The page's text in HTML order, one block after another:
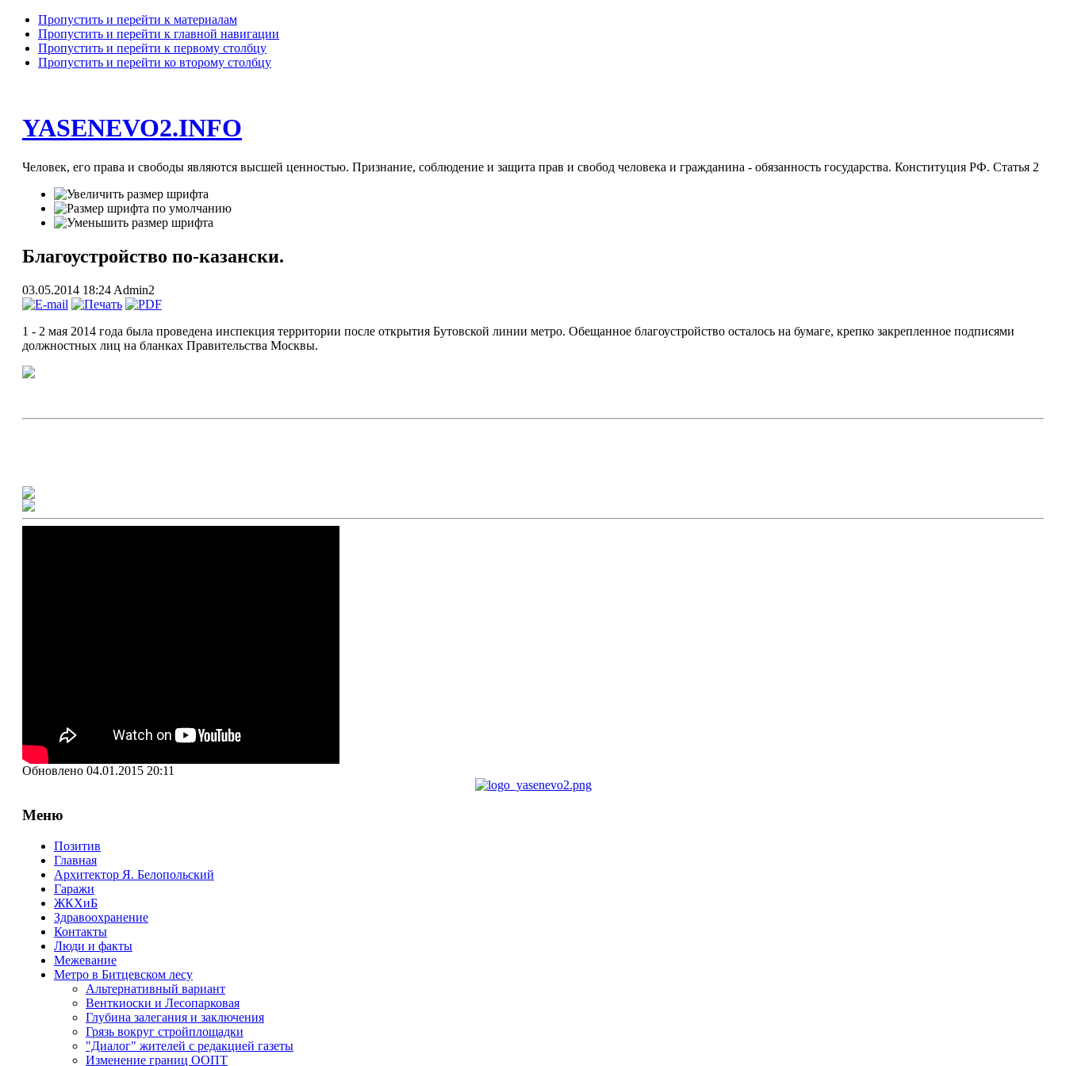
Пропустить и перейти к материалам
Пропустить и перейти к главной навигации
Пропустить и перейти к первому столбцу
Пропустить и перейти ко второму столбцу
YASENEVO2.INFO
Человек, его права и свободы являются высшей ценностью. Признание, соблюдение и защита прав и свобод человека и гражданина - обязанность государства. Конституция РФ. Статья 2
Благоустройство по-казански.
03.05.2014 18:24 Admin2
1 - 2 мая 2014 года была проведена инспекция территории после открытия Бутовской линии метро. Обещанное благоустройство осталось на бумаге, крепко закрепленное подписями
должностных лиц на бланках Правительства Москвы.
Обновлено 04.01.2015 20:11
Меню
Позитив
Главная
Архитектор Я. Белопольский
Гаражи
ЖКХиБ
Здравоохранение
Контакты
Люди и факты
Межевание
Метро в Битцевском лесу
Альтернативный вариант
Венткиоски и Лесопарковая
Глубина залегания и заключения
Грязь вокруг стройплощадки
"Диалог" жителей с редакцией газеты
Изменение границ ООПТ